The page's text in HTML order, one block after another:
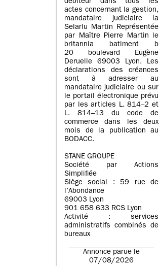
débiteur dans tous les
actes concernant la gestion,
mandataire judiciaire la
Selarlu Martin Représentée
par Maître Pierre Martin le
britannia batiment b
20 boulevard Eugène
Deruelle 69003 Lyon. Les
déclarations des créances
sont à adresser au
mandataire judiciaire ou sur
le portail électronique prévu
par les articles L. 814–2 et
L. 814–13 du code de
commerce dans les deux
mois de la publication au
BODACC.
STANE GROUPE
Société par Actions
Simplifiée
Siège social : 59 rue de
l’Abondance
69003 Lyon
901 658 633 RCS Lyon
Activité : services
administratifs combinés de
bureaux
Annonce parue le
07/08/2026